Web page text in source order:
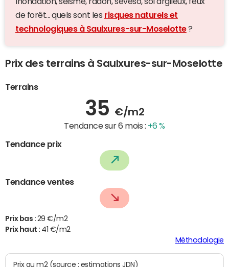
de forêt... quels sont les risques naturels et
technologiques à Saulxures-sur-Moselotte?
Prix des terrains à Saulxures-sur-Moselotte
Terrains
35 €/m2
Tendance sur 6 mois : +6 %
Tendance prix
Tendance ventes
Prix bas : 29 €/m2
Prix haut : 41 €/m2
Méthodologie
Prix au m2 (source : estimations JDN)